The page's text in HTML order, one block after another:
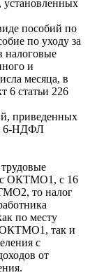
установленных
пособий по
по уходу за
налоговые
и
месяца, в
6 статьи 226
приведенных
6-НДФЛ
с ОКТМО1, с 16
то налог
по месту
ОКТМО1, так и
с
от